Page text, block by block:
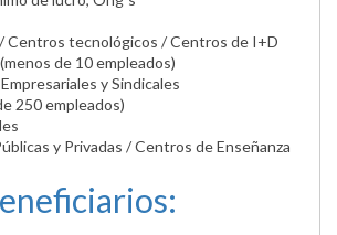
Centros tecnológicos / Centros de I+D
de 10 empleados)
y Sindicales
250 empleados)
y Privadas / Centros de Enseñanza